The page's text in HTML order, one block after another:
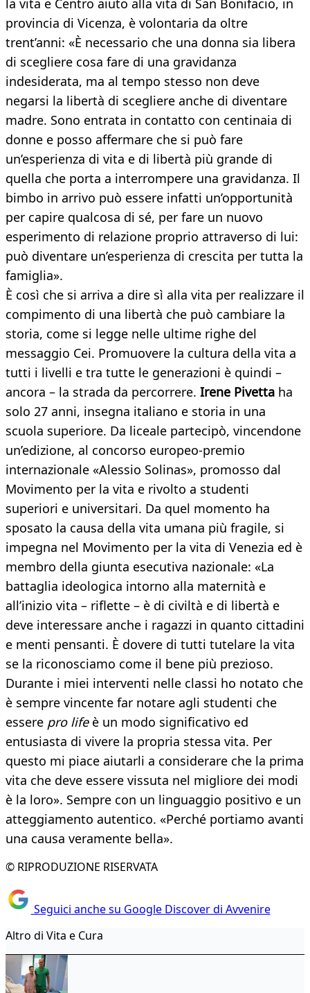
la vita e Centro aiuto alla vita di San Bonifacio, in
provincia di Vicenza, è volontaria da oltre
trent’anni: «È necessario che una donna sia libera
di scegliere cosa fare di una gravidanza
indesiderata, ma al tempo stesso non deve
negarsi la libertà di scegliere anche di diventare
madre. Sono entrata in contatto con centinaia di
donne e posso affermare che si può fare
un’esperienza di vita e di libertà più grande di
quella che porta a interrompere una gravidanza. Il
bimbo in arrivo può essere infatti un’opportunità
per capire qualcosa di sé, per fare un nuovo
esperimento di relazione proprio attraverso di lui:
può diventare un’esperienza di crescita per tutta la
famiglia».
È così che si arriva a dire sì alla vita per realizzare il
compimento di una libertà che può cambiare la
storia, come si legge nelle ultime righe del
messaggio Cei. Promuovere la cultura della vita a
tutti i livelli e tra tutte le generazioni è quindi –
ancora – la strada da percorrere. Irene Pivetta ha
solo 27 anni, insegna italiano e storia in una
scuola superiore. Da liceale partecipò, vincendone
un’edizione, al concorso europeo-premio
internazionale «Alessio Solinas», promosso dal
Movimento per la vita e rivolto a studenti
superiori e universitari. Da quel momento ha
sposato la causa della vita umana più fragile, si
impegna nel Movimento per la vita di Venezia ed è
membro della giunta esecutiva nazionale: «La
battaglia ideologica intorno alla maternità e
all’inizio vita – riflette – è di civiltà e di libertà e
deve interessare anche i ragazzi in quanto cittadini
e menti pensanti. È dovere di tutti tutelare la vita
se la riconosciamo come il bene più prezioso.
Durante i miei interventi nelle classi ho notato che
è sempre vincente far notare agli studenti che
essere pro lifeè un modo significativo ed
entusiasta di vivere la propria stessa vita. Per
questo mi piace aiutarli a considerare che la prima
vita che deve essere vissuta nel migliore dei modi
è la loro». Sempre con un linguaggio positivo e un
atteggiamento autentico. «Perché portiamo avanti
una causa veramente bella».
© RIPRODUZIONE RISERVATA
Seguici anche su Google Discover di Avvenire
Altro di Vita e Cura